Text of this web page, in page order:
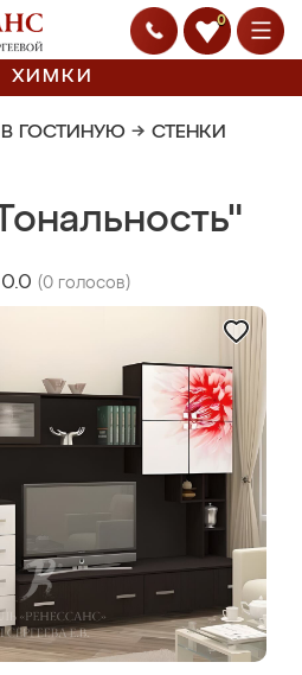
0
ХИМКИ
ГОСТИНУЮ → СТЕНКИ
0.0 (0 голосов)